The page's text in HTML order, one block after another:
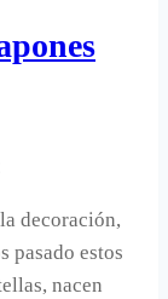
decoración,
pasado estos
nacen